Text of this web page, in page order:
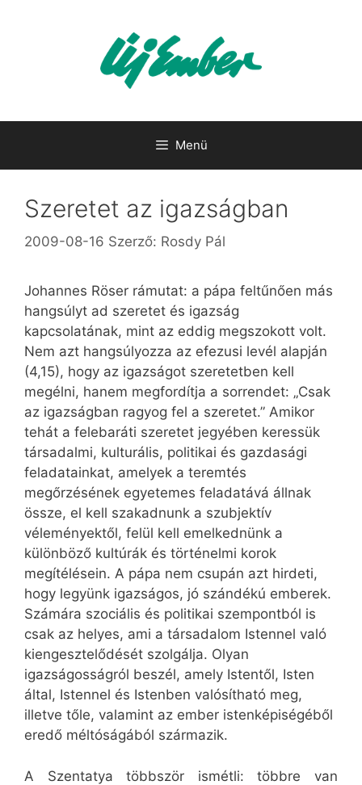
Menü
Szeretet az igazságban
2009-08-16 Szerző: Rosdy Pál
Johannes Röser rámutat: a pápa feltűnően más
hangsúlyt ad szeretet és igazság
kapcsolatának, mint az eddig megszokott volt.
Nem azt hangsúlyozza az efezusi levél alapján
(4,15), hogy az igazságot szeretetben kell
megélni, hanem megfordítja a sorrendet: „Csak
az igazságban ragyog fel a szeretet.” Amikor
tehát a felebaráti szeretet jegyében keressük
társadalmi, kulturális, politikai és gazdasági
feladatainkat, amelyek a teremtés
megőrzésének egyetemes feladatává állnak
össze, el kell szakadnunk a szubjektív
véleményektől, felül kell emelkednünk a
különböző kultúrák és történelmi korok
megítélésein. A pápa nem csupán azt hirdeti,
hogy legyünk igazságos, jó szándékú emberek.
Számára szociális és politikai szempontból is
csak az helyes, ami a társadalom Istennel való
kiengesztelődését szolgálja. Olyan
igazságosságról beszél, amely Istentől, Isten
által, Istennel és Istenben valósítható meg,
illetve tőle, valamint az ember istenképiségéből
eredő méltóságából származik.
A Szentatya többször ismétli: többre van